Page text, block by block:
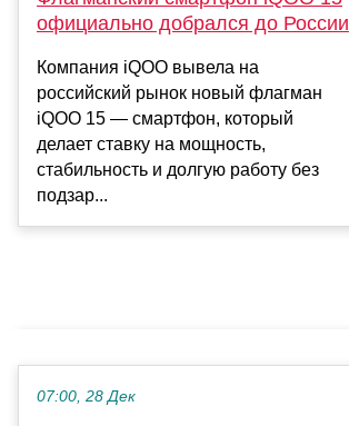
официально добрался до России
Компания iQOO вывела на
российский рынок новый флагман
iQOO 15 — смартфон, который
делает ставку на мощность,
стабильность и долгую работу без
подзар...
07:00, 28 Дек